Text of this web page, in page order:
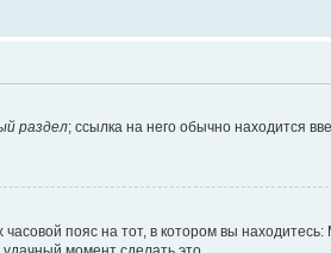
раздел; ссылка на него обычно находится
пояс на тот, в котором вы находитесь: